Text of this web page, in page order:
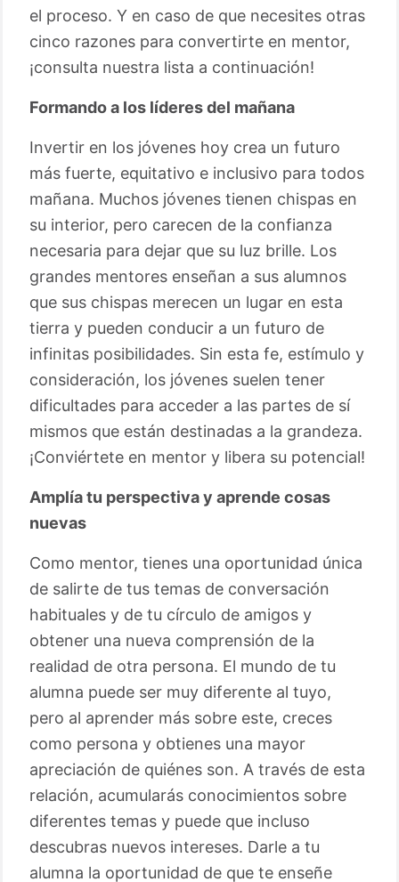
el proceso. Y en caso de que necesites otras
cinco razones para convertirte en mentor,
¡consulta nuestra lista a continuación!
Formando a los líderes del mañana
Invertir en los jóvenes hoy crea un futuro
más fuerte, equitativo e inclusivo para todos
mañana. Muchos jóvenes tienen chispas en
su interior, pero carecen de la confianza
necesaria para dejar que su luz brille. Los
grandes mentores enseñan a sus alumnos
que sus chispas merecen un lugar en esta
tierra y pueden conducir a un futuro de
infinitas posibilidades. Sin esta fe, estímulo y
consideración, los jóvenes suelen tener
dificultades para acceder a las partes de sí
mismos que están destinadas a la grandeza.
¡Conviértete en mentor y libera su potencial!
Amplía tu perspectiva y aprende cosas
nuevas
Como mentor, tienes una oportunidad única
de salirte de tus temas de conversación
habituales y de tu círculo de amigos y
obtener una nueva comprensión de la
realidad de otra persona. El mundo de tu
alumna puede ser muy diferente al tuyo,
pero al aprender más sobre este, creces
como persona y obtienes una mayor
apreciación de quiénes son. A través de esta
relación, acumularás conocimientos sobre
diferentes temas y puede que incluso
descubras nuevos intereses. Darle a tu
alumna la oportunidad de que te enseñe